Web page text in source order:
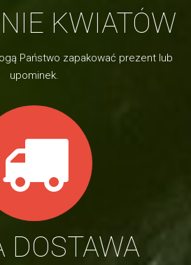
KWIATÓW
Państwo zapakować prezent lub
upominek.
DOSTAWA